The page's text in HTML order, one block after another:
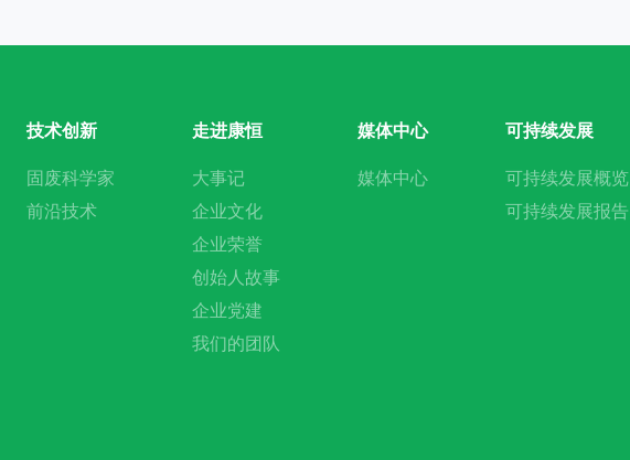
技术创新
固废科学家
前沿技术
走进康恒
大事记
企业文化
企业荣誉
创始人故事
企业党建
我们的团队
媒体中心
媒体中心
可持续发展
可持续发展概览
可持续发展报告